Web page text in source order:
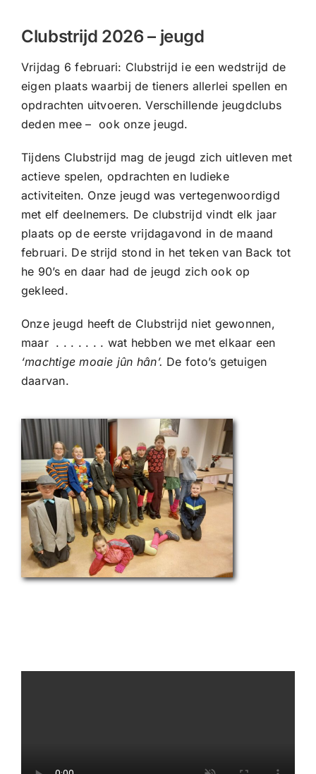
Zoeken
Clubstrijd 2026 – jeugd
Vrijdag 6 februari: Clubstrijd ie een wedstrijd de
eigen plaats waarbij de tieners allerlei spellen en
opdrachten uitvoeren. Verschillende jeugdclubs
deden mee – ook onze jeugd.
Tijdens Clubstrijd mag de jeugd zich uitleven met
actieve spelen, opdrachten en ludieke
activiteiten. Onze jeugd was vertegenwoordigd
met elf deelnemers. De clubstrijd vindt elk jaar
plaats op de eerste vrijdagavond in de maand
februari. De strijd stond in het teken van Back tot
he 90’s en daar had de jeugd zich ook op
gekleed.
Onze jeugd heeft de Clubstrijd niet gewonnen,
maar . . . . . . . wat hebben we met elkaar een
‘machtige moaie jûn hân’. De foto’s getuigen
daarvan.